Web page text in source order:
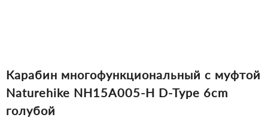
Карабин многофункциональный с муфтой
Naturehike NH15A005-H D-Type 6cm
голубой